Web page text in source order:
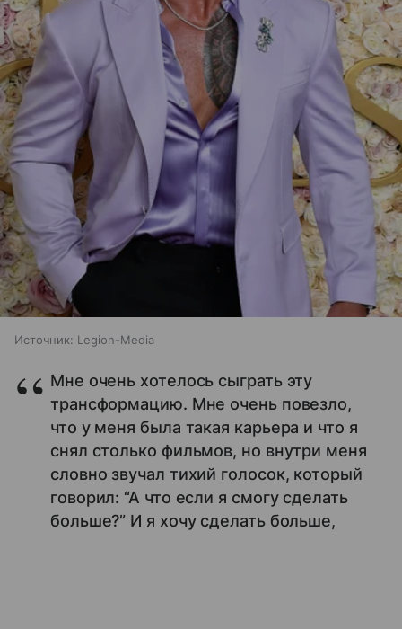
Источник: Legion-Media
Мне очень хотелось сыграть эту
трансформацию. Мне очень повезло,
что у меня была такая карьера и что я
снял столько фильмов, но внутри меня
словно звучал тихий голосок, который
говорил: “А что если я смогу сделать
больше?” И я хочу сделать больше,